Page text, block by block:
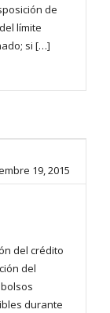
de
límite
si […]
19, 2015
del crédito
del
durante